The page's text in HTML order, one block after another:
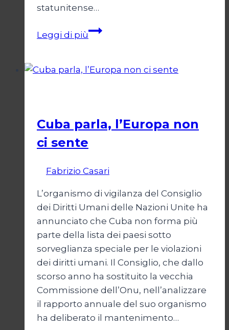
statunitense…
Leggi di piùL’ITALIA
DI
Cuba parla, l’Europa non
ci sente
Fabrizio Casari
L’organismo di vigilanza del Consiglio
dei Diritti Umani delle Nazioni Unite ha
annunciato che Cuba non forma più
parte della lista dei paesi sotto
sorveglianza speciale per le violazioni
dei diritti umani. Il Consiglio, che dallo
scorso anno ha sostituito la vecchia
Commissione dell’Onu, nell’analizzare
il rapporto annuale del suo organismo
ha deliberato il mantenimento…